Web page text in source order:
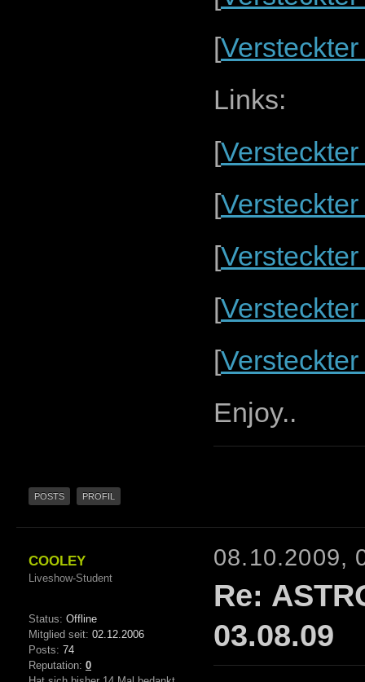
[
Links:
[
[
[
[
[
Enjoy..
POSTS PROFIL
COOLEY
Liveshow-Student
Status: Offline
Mitglied seit: 02.12.2006
Posts: 74
Reputation: 0
08.10.2009,
Re:
03.08.09